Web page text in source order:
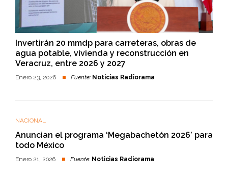
Invertirán 20 mmdp para carreteras, obras de
agua potable, vivienda y reconstrucción en
Veracruz, entre 2026 y 2027
Enero 23, 2026 Fuente: Noticias Radiorama
NACIONAL
Anuncian el programa ‘Megabachetón 2026’ para
todo México
Enero 21, 2026 Fuente: Noticias Radiorama